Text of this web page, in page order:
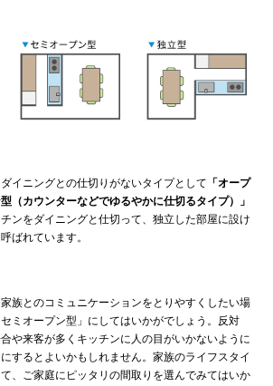
イニングとの仕切りがないタイプとして 「オープ
（カウンターなどでゆるやかに仕切るタイプ）」
ンをダイニングと仕切って、独立した部屋に設け
ばれています。
族とのコミュニケーションをとりやすくしたい場
ミオープン型」にしてはいかがでしょう。反対
や来客が多くキッチンに人の目がいかないように
するとよいかもしれません。家族のライフスタイ
、ご家庭にピッタリの間取りを選んでみてはいか